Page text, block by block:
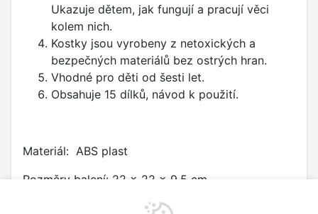
Ukazuje dětem, jak fungují a pracují věci
kolem nich.
Kostky jsou vyrobeny z netoxických a
bezpečných materiálů bez ostrých hran.
Vhodné pro děti od šesti let.
Obsahuje 15 dílků, návod k použití.
Materiál: ABS plast
Rozměry balení: 22 x 22 x 9,5 cm
Hmotnost balení: 405 g